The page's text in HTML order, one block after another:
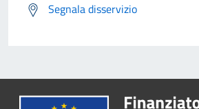
Segnala disservizio